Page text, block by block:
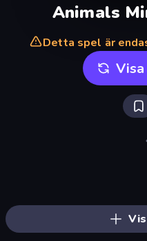
Animals
Detta spel är